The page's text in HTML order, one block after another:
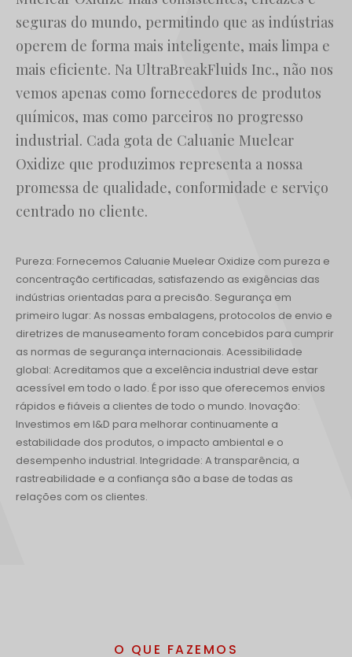
seguras do mundo, permitindo que as indústrias
operem de forma mais inteligente, mais limpa e
mais eficiente. Na UltraBreakFluids Inc., não nos
vemos apenas como fornecedores de produtos
químicos, mas como parceiros no progresso
industrial. Cada gota de Caluanie Muelear
Oxidize que produzimos representa a nossa
promessa de qualidade, conformidade e serviço
centrado no cliente.
Pureza: Fornecemos Caluanie Muelear Oxidize com pureza e
concentração certificadas, satisfazendo as exigências das
indústrias orientadas para a precisão. Segurança em
primeiro lugar: As nossas embalagens, protocolos de envio e
diretrizes de manuseamento foram concebidos para cumprir
as normas de segurança internacionais. Acessibilidade
global: Acreditamos que a excelência industrial deve estar
acessível em todo o lado. É por isso que oferecemos envios
rápidos e fiáveis a clientes de todo o mundo. Inovação:
Investimos em I&D para melhorar continuamente a
estabilidade dos produtos, o impacto ambiental e o
desempenho industrial. Integridade: A transparência, a
rastreabilidade e a confiança são a base de todas as
relações com os clientes.
O QUE FAZEMOS